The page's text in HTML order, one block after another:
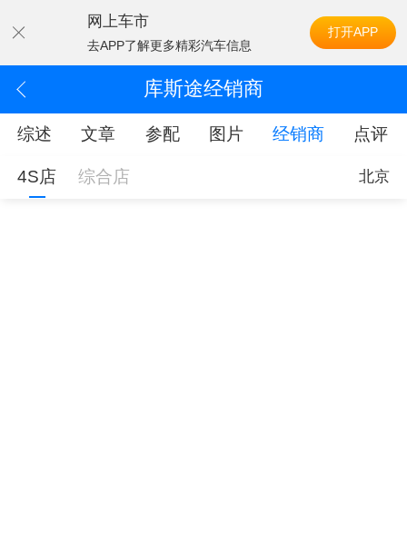
网上车市
去APP了解更多精彩汽车信息
打开APP
库斯途经销商
综述 文章 参配 图片 经销商 点评
4S店 综合店 北京